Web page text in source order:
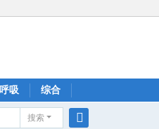
呼吸 综合
搜索